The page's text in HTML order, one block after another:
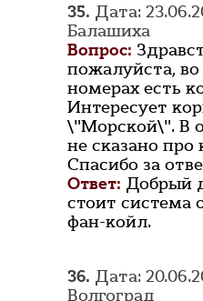
35. Дата:
Балашиха
Вопрос:
пожалуйста, во
номерах есть
Интересует
\"Морской\". В
не сказано
Спасибо за
Ответ: Добрый
стоит система
фан-койл.
36. Дата:
Волгоград